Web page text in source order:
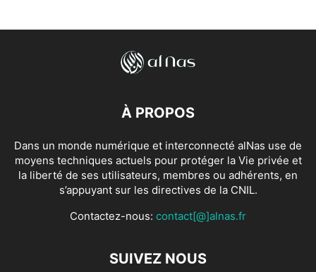
À PROPOS
Dans un monde numérique et interconnecté alNas use de
moyens techniques actuels pour protéger la Vie privée et
la liberté de ses utilisateurs, membres ou adhérents, en
s’appuyant sur les directives de la CNIL.
Contactez-nous: contact[@]alnas.fr
SUIVEZ NOUS